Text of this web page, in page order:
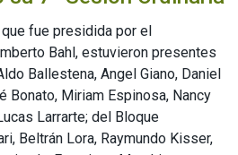
fue presidida por el
Bahl, estuvieron presentes
Ballestena, Angel Giano, Daniel
Bonato, Miriam Espinosa, Nancy
Larrarte; del Bloque
Beltrán Lora, Raymundo Kisser,